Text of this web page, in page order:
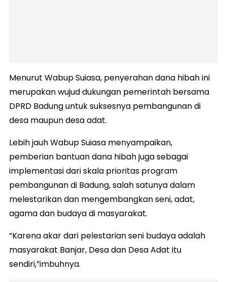
Menurut Wabup Suiasa, penyerahan dana hibah ini
merupakan wujud dukungan pemerintah bersama
DPRD Badung untuk suksesnya pembangunan di
desa maupun desa adat.
Lebih jauh Wabup Suiasa menyampaikan,
pemberian bantuan dana hibah juga sebagai
implementasi dari skala prioritas program
pembangunan di Badung, salah satunya dalam
melestarikan dan mengembangkan seni, adat,
agama dan budaya di masyarakat.
“Karena akar dari pelestarian seni budaya adalah
masyarakat Banjar, Desa dan Desa Adat itu
sendiri,”imbuhnya.